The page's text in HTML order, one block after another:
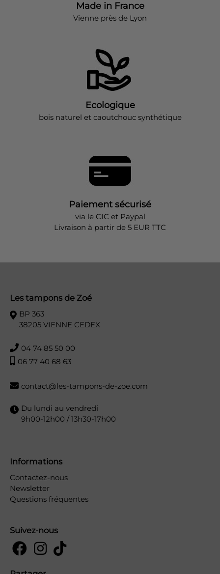
Made in France
Vienne près de Lyon
Ecologique
bois naturel et caoutchouc synthétique
Paiement sécurisé
via le CIC et Paypal
Livraison à partir de 5 EUR TTC
Les tampons de Zoé
BP 363
38205 VIENNE CEDEX
04 74 85 50 00
06 77 40 68 63
contact@les-tampons-de-zoe.com
Du lundi au vendredi
9h00-12h00 / 13h30-17h00
Informations
Contactez-nous
Newsletter
Questions fréquentes
Suivez-nous